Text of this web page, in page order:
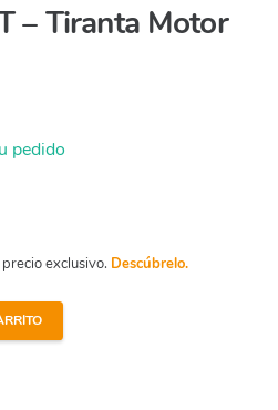
– Tiranta Motor
pedido
exclusivo. Descúbrelo.